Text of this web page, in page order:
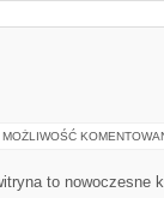
MOŻLIWOŚĆ
to nowoczesne